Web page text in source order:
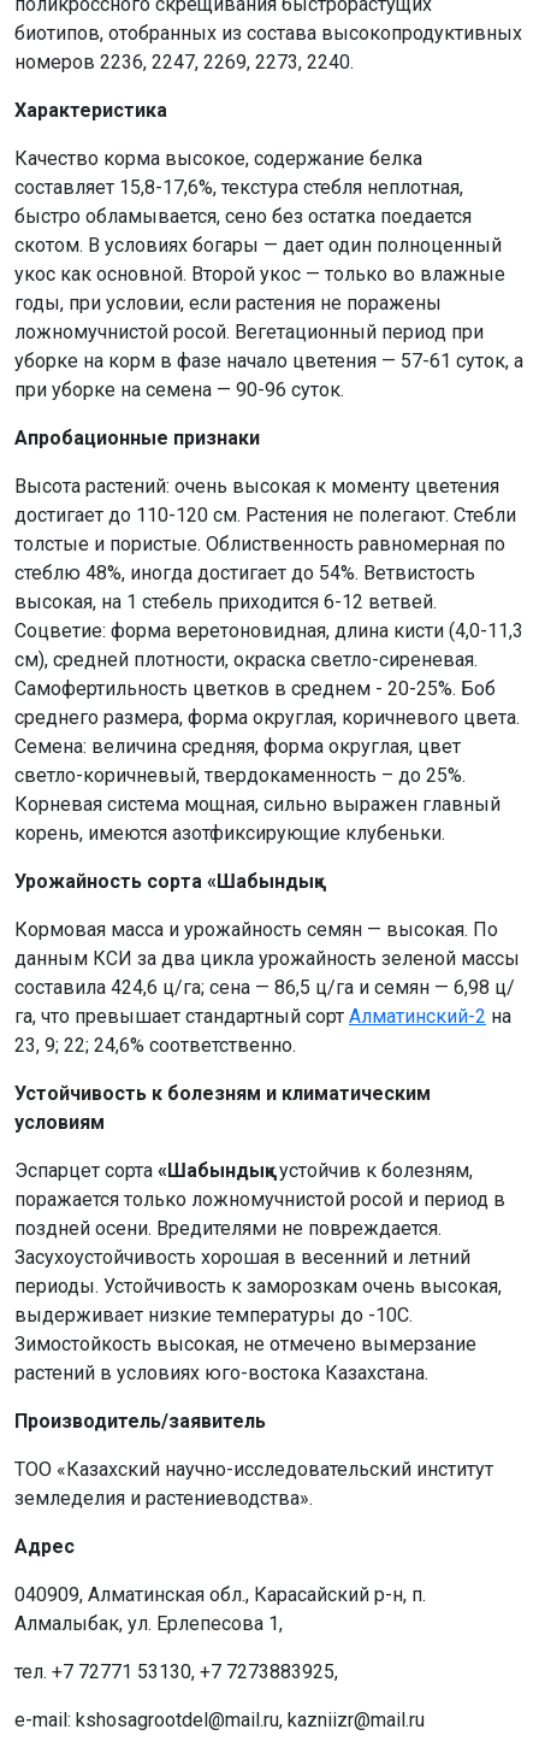
поликроссного скрещивания быстрорастущих
биотипов, отобранных из состава высокопродуктивных
номеров 2236, 2247, 2269, 2273, 2240.
Характеристика
Качество корма высокое, содержание белка
составляет 15,8-17,6%, текстура стебля неплотная,
быстро обламывается, сено без остатка поедается
скотом. В условиях богары — дает один полноценный
укос как основной. Второй укос — только во влажные
годы, при условии, если растения не поражены
ложномучнистой росой. Вегетационный период при
уборке на корм в фазе начало цветения — 57-61 суток, а
при уборке на семена — 90-96 суток.
Апробационные признаки
Высота растений: очень высокая к моменту цветения
достигает до 110-120 см. Растения не полегают. Стебли
толстые и пористые. Облиственность равномерная по
стеблю 48%, иногда достигает до 54%. Ветвистость
высокая, на 1 стебель приходится 6-12 ветвей.
Соцветие: форма веретоновидная, длина кисти (4,0-11,3
см), средней плотности, окраска светло-сиреневая.
Самофертильность цветков в среднем - 20-25%. Боб
среднего размера, форма округлая, коричневого цвета.
Семена: величина средняя, форма округлая, цвет
светло-коричневый, твердокаменность – до 25%.
Корневая система мощная, сильно выражен главный
корень, имеются азотфиксирующие клубеньки.
Урожайность сорта «Шабындық»
Кормовая масса и урожайность семян — высокая. По
данным КСИ за два цикла урожайность зеленой массы
составила 424,6 ц/га; сена — 86,5 ц/га и семян — 6,98 ц/
га, что превышает стандартный сорт Алматинский-2 на
23, 9; 22; 24,6% соответственно.
Устойчивость к болезням и климатическим
условиям
Эспарцет сорта «Шабындық»устойчив к болезням,
поражается только ложномучнистой росой и период в
поздней осени. Вредителями не повреждается.
Засухоустойчивость хорошая в весенний и летний
периоды. Устойчивость к заморозкам очень высокая,
выдерживает низкие температуры до -10С.
Зимостойкость высокая, не отмечено вымерзание
растений в условиях юго-востока Казахстана.
Производитель/заявитель
ТОО «Казахский научно-исследовательский институт
земледелия и растениеводства».
Адрес
040909, Алматинская обл., Карасайский р-н, п.
Алмалыбак, ул. Ерлепесова 1,
тел. +7 72771 53130, +7 7273883925,
e-mail: kshosagrootdel@mail.ru, kazniizr@mail.ru